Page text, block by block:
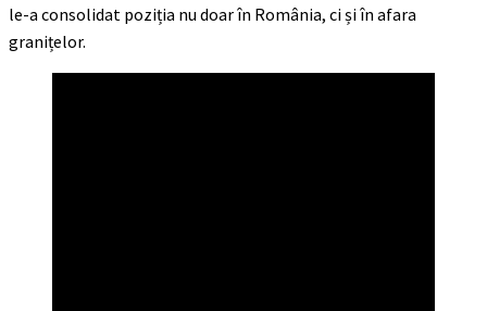
le-a consolidat poziția nu doar în România, ci și în afara
granițelor.